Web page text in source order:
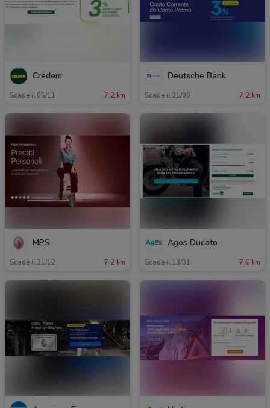
Credem
Scade il 05/11 7.2 km
Deutsche Bank
Scade il 31/08 7.2 km
MPS
Scade il 31/12 7.2 km
Agos Ducato
Scade il 13/01 7.6 km